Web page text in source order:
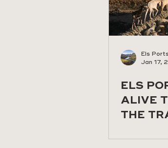
Els
Jan 17,
ELS
ALIVE
THE